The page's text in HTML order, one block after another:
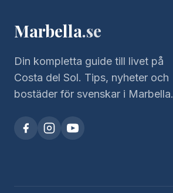
Marbella.se
Din kompletta guide till livet på
Costa del Sol. Tips, nyheter och
bostäder för svenskar i Marbella.